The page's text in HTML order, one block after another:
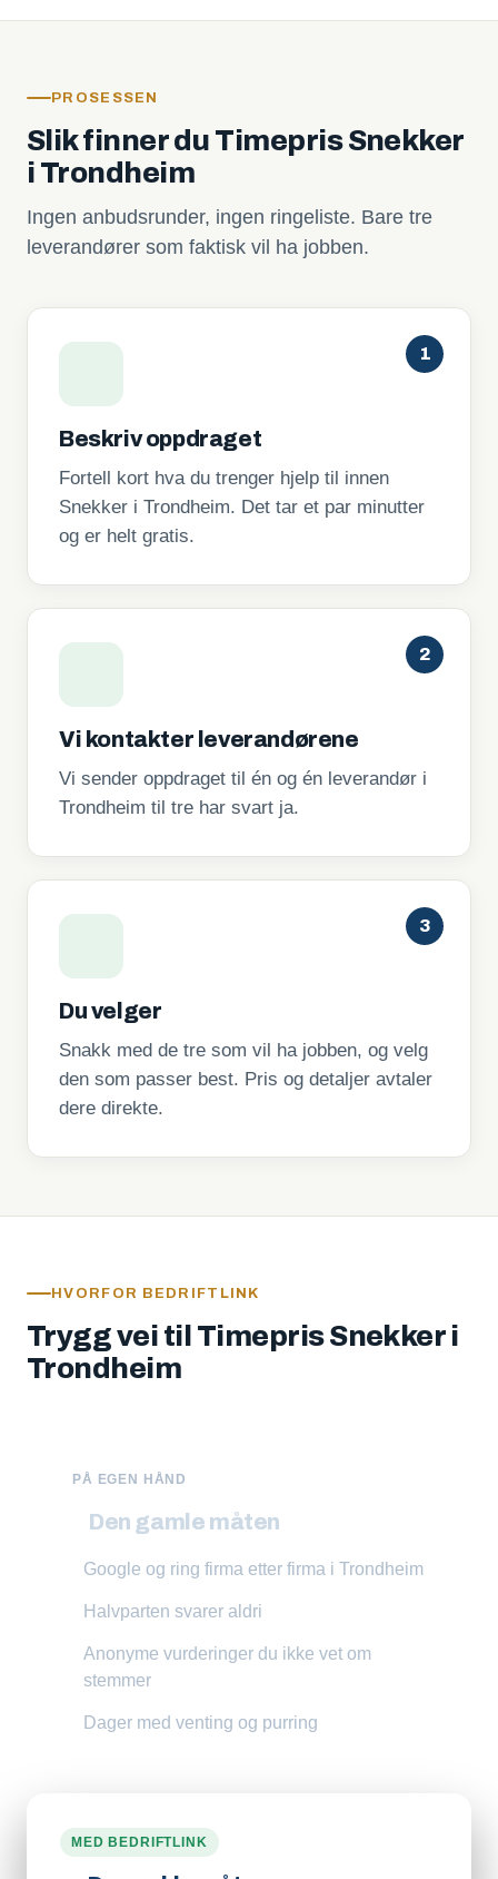
PROSESSEN
Slik finner du Timepris Snekker
i Trondheim
Ingen anbudsrunder, ingen ringeliste. Bare tre
leverandører som faktisk vil ha jobben.
1
Beskriv oppdraget
Fortell kort hva du trenger hjelp til innen
Snekker i Trondheim. Det tar et par minutter
og er helt gratis.
2
Vi kontakter leverandørene
Vi sender oppdraget til én og én leverandør i
Trondheim til tre har svart ja.
3
Du velger
Snakk med de tre som vil ha jobben, og velg
den som passer best. Pris og detaljer avtaler
dere direkte.
HVORFOR BEDRIFTLINK
Trygg vei til Timepris Snekker i
Trondheim
PÅ EGEN HÅND
Den gamle måten
Google og ring firma etter firma i Trondheim
Halvparten svarer aldri
Anonyme vurderinger du ikke vet om
stemmer
Dager med venting og purring
MED BEDRIFTLINK